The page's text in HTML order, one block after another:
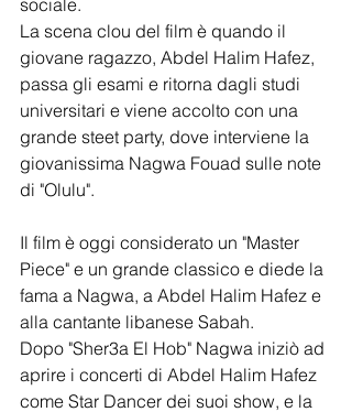
sociale.
La scena clou del film è quando il
giovane ragazzo, Abdel Halim Hafez,
passa gli esami e ritorna dagli studi
universitari e viene accolto con una
grande steet party, dove interviene la
giovanissima Nagwa Fouad sulle note
di "Olulu".
Il film è oggi considerato un "Master
Piece" e un grande classico e diede la
fama a Nagwa, a Abdel Halim Hafez e
alla cantante libanese Sabah.
Dopo "Sher3a El Hob" Nagwa iniziò ad
aprire i concerti di Abdel Halim Hafez
come Star Dancer dei suoi show, e la